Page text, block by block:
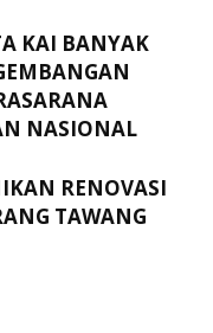
KAI BANYAK
NASIONAL
RENOVASI
TAWANG